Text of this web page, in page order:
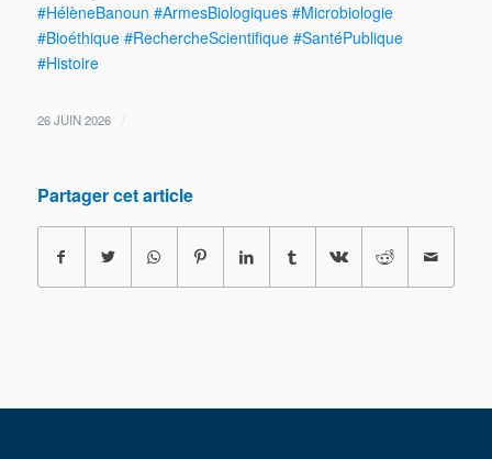
#HélèneBanoun #ArmesBiologiques #Microbiologie
#Bioéthique #RechercheScientifique #SantéPublique
#Histoire
26 JUIN 2026 /
Partager cet article